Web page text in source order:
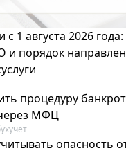
1 августа 2026
и порядок
процедуру
МФЦ
опасность